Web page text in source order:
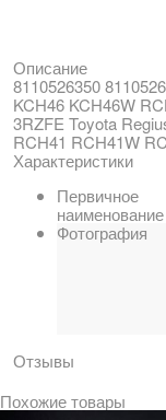
Описание
8110526350
KCH46 KCH46W
3RZFE Toyota
RCH41 RCH41W
Характеристики
Первичное
наименование
Фотография
Отзывы
Похожие товары